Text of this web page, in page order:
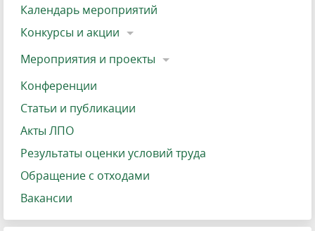
Календарь мероприятий
Конкурсы и акции
Мероприятия и проекты
Конференции
Статьи и публикации
Акты ЛПО
Результаты оценки условий труда
Обращение с отходами
Вакансии